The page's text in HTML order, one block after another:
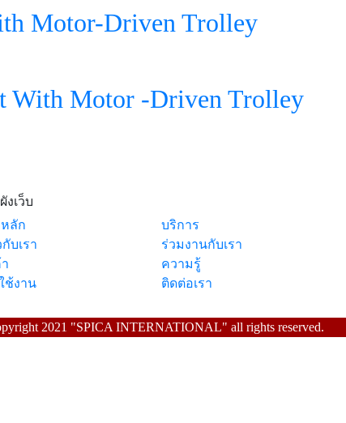
Motor-Driven Trolley
With Motor -Driven Trolley
งเว็บ
ลัก
บริการ
กับเรา
ร่วมงานกับเรา
ความรู้
ช้งาน
ติดต่อเรา
2021 "SPICA INTERNATIONAL" all rights reserved.